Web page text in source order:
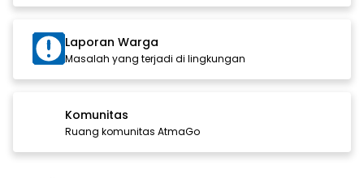
Laporan Warga
Masalah yang terjadi di lingkungan
Komunitas
Ruang komunitas AtmaGo